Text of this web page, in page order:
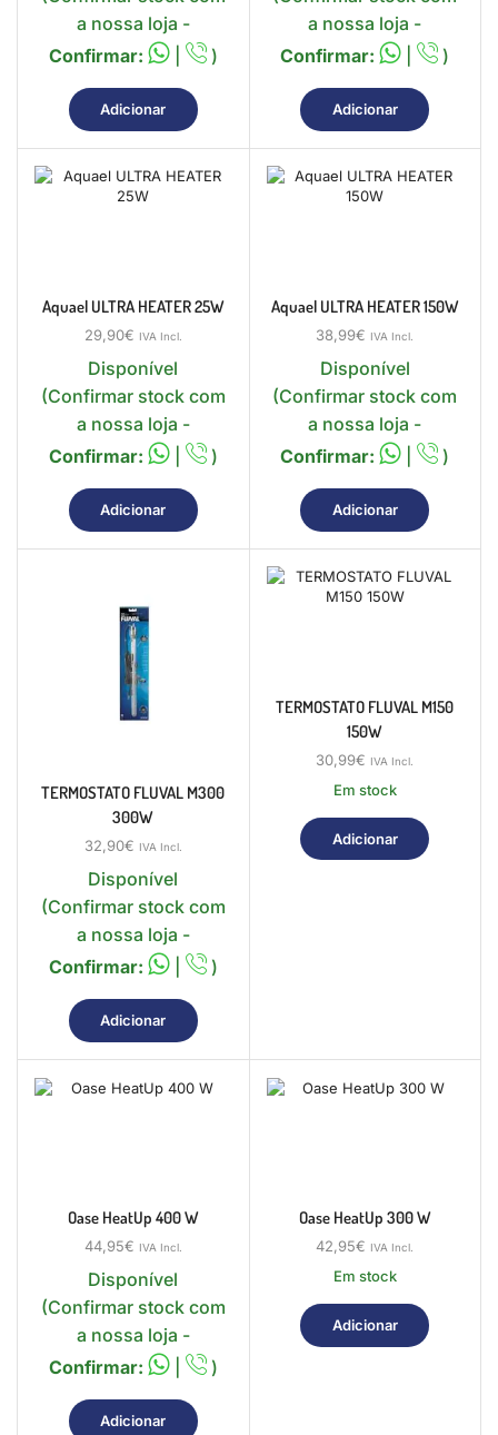
a nossa loja -
Confirmar:
| )
Adicionar
a nossa loja -
Confirmar:
| )
Adicionar
Aquael ULTRA HEATER 25W
29,90€ IVA Incl.
Disponível
(Confirmar stock com
a nossa loja -
Confirmar:
| )
Adicionar
Aquael ULTRA HEATER 150W
38,99€ IVA Incl.
Disponível
(Confirmar stock com
a nossa loja -
Confirmar:
| )
Adicionar
TERMOSTATO FLUVAL M300
300W
32,90€ IVA Incl.
Disponível
(Confirmar stock com
a nossa loja -
Confirmar:
| )
Adicionar
TERMOSTATO FLUVAL M150
150W
30,99€ IVA Incl.
Em stock
Adicionar
Oase HeatUp 400 W
44,95€ IVA Incl.
Disponível
(Confirmar stock com
a nossa loja -
Confirmar:
| )
Adicionar
Oase HeatUp 300 W
42,95€ IVA Incl.
Em stock
Adicionar